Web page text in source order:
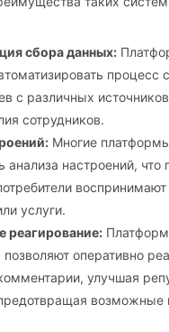
сбора данных:
процесс
с различных
сотрудников.
Многие
анализа настроений, что
услуги.
реагирование:
позволяют оперативно
улучшая
возможные